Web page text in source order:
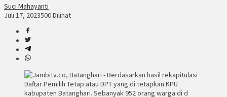
Suci Mahayanti
Juli 17, 2023500 Dilihat